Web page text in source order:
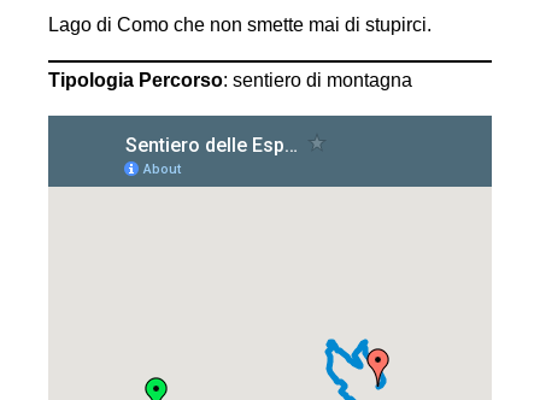
Lago di Como che non smette mai di stupirci.
Tipologia Percorso: sentiero di montagna